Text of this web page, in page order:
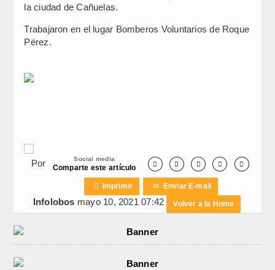
la ciudad de Cañuelas.
Trabajaron en el lugar Bomberos Voluntarios de Roque
Pérez.
Social media
Comparte este artículo     
 Imprimir ✉ Enviar E-mail
Por
Infolobos mayo 10, 2021 07:42 Volver a la Home